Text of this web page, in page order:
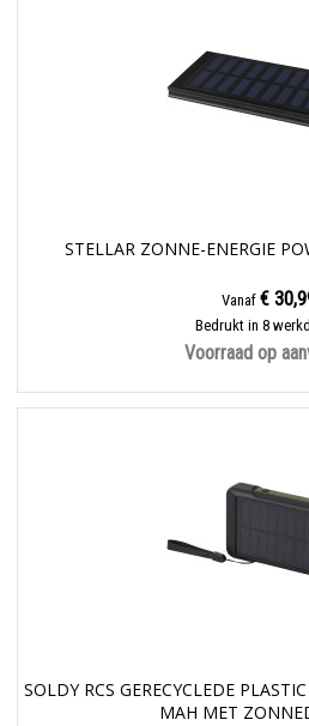
STELLAR ZONNE-ENERGIE
Vanaf €
Bedrukt in 8
Voorraad op
SOLDY RCS GERECYCLEDE
MAH MET